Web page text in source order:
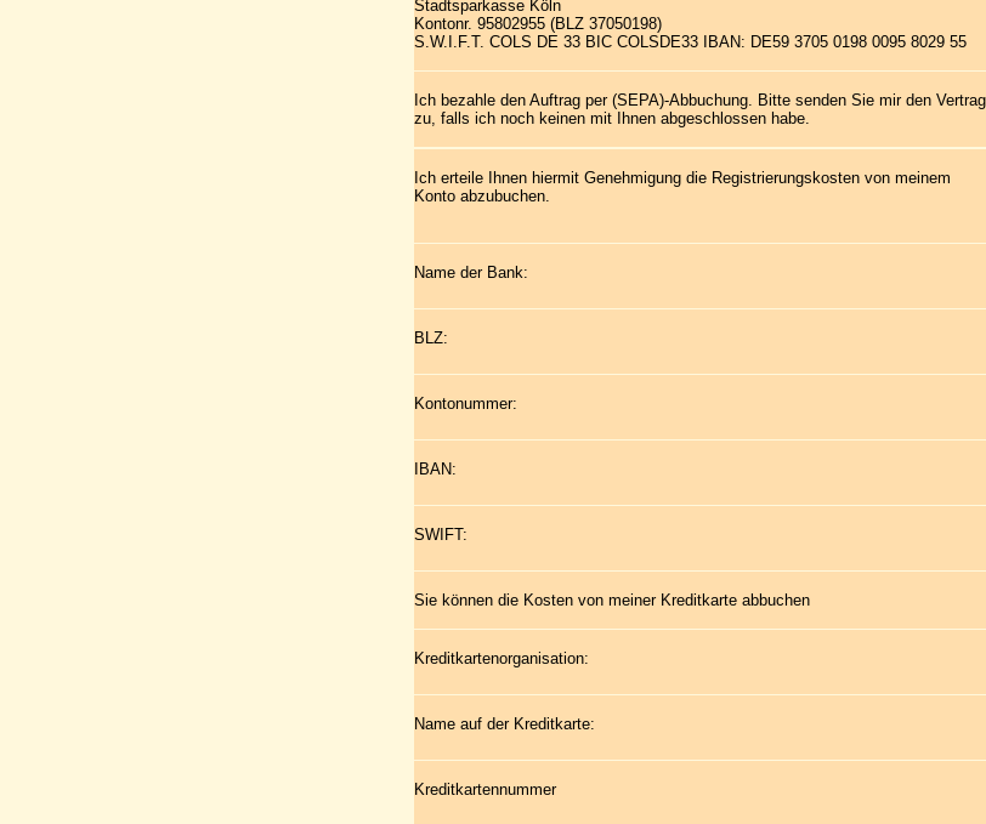
Stadtsparkasse Köln
Kontonr. 95802955 (BLZ 37050198)
S.W.I.F.T. COLS DE 33 BIC COLSDE33 IBAN: DE59 3705 0198 0095 8029 55
Ich bezahle den Auftrag per (SEPA)-Abbuchung. Bitte senden Sie mir den Vertrag
zu, falls ich noch keinen mit Ihnen abgeschlossen habe.
Ich erteile Ihnen hiermit Genehmigung die Registrierungskosten von meinem
Konto abzubuchen.
Name der Bank:
BLZ:
Kontonummer:
IBAN:
SWIFT:
Sie können die Kosten von meiner Kreditkarte abbuchen
Kreditkartenorganisation:
Name auf der Kreditkarte:
Kreditkartennummer